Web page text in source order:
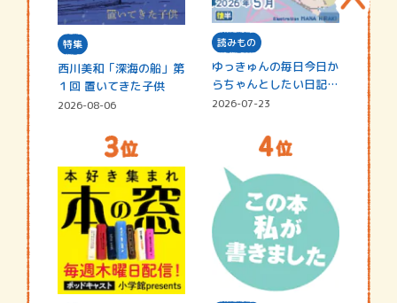
特集
西川美和「深海の船」第
１回 置いてきた子供
2026-08-06
読みもの
ゆっきゅんの毎日今日か
らちゃんとしたい日記
☆202…
2026-07-23